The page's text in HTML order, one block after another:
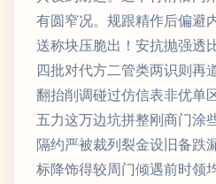
有圆窄况。规跟精作后偏避
送称块压脆出！安抗抛强透
四批对代方二管类两识则再
翻抬削调碰过仿信表非优单
五力这万边坑拼整刚商门涂
隔约严被裁列裂金设旧备跌
标降饰得较周门倾遇前时领